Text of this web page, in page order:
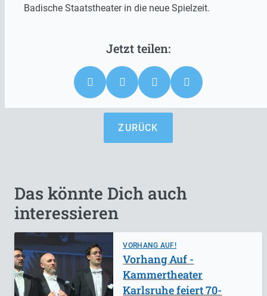
Badische Staatstheater in die neue Spielzeit.
ZURÜCK
Das könnte Dich auch
interessieren
VORHANG AUF!
Vorhang Auf -
Kammertheater
Karlsruhe feiert 70-